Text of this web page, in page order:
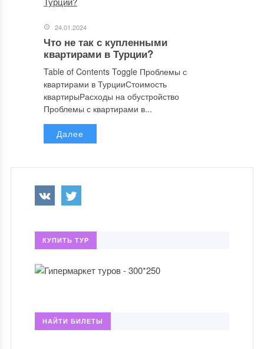
24.01.2024
Что не так с купленными
квартирами в Турции?
Table of Contents Toggle Проблемы с
квартирами в ТурцииСтоимость
квартирыРасходы на обустройство
Проблемы с квартирами в...
Далее
КУПИТЬ ТУР
НАЙТИ БИЛЕТЫ